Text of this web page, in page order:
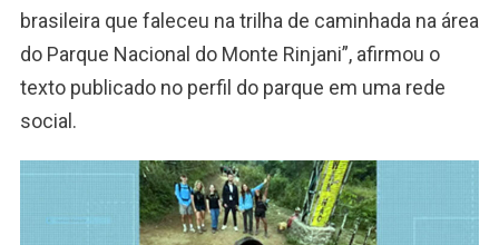
brasileira que faleceu na trilha de caminhada na área
do Parque Nacional do Monte Rinjani”, afirmou o
texto publicado no perfil do parque em uma rede
social.